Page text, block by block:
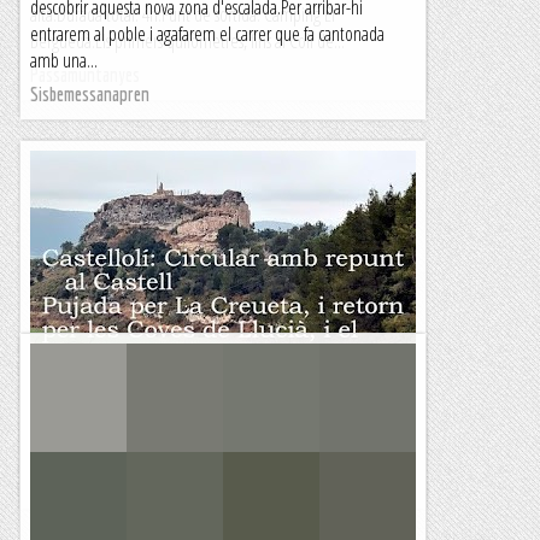
alta.Durada total: 4h.Punt de sortida: Càmping El
Berguedà.Els primers quilòmetres, fins al Coll de...
Passamuntanyes
descobrir aquesta nova zona d'escalada.Per arribar-hi
entrarem al poble i agafarem el carrer que fa cantonada
amb una...
Sisbemessanapren
&nb...